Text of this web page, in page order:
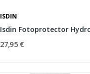
ISDIN
27,95 €